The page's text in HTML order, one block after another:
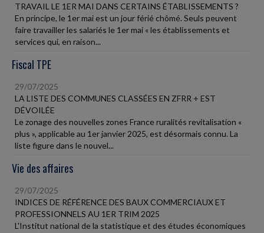
TRAVAIL LE 1ER MAI DANS CERTAINS ÉTABLISSEMENTS ?
En principe, le 1er mai est un jour férié chômé. Seuls peuvent
faire travailler les salariés le 1er mai « les établissements et
services qui, en raison...
Fiscal TPE
29/07/2025
LA LISTE DES COMMUNES CLASSÉES EN ZFRR + EST
DÉVOILÉE
Le zonage des nouvelles zones France ruralités revitalisation «
plus », applicable au 1er janvier 2025, est désormais connu. La
liste figure dans le nouvel...
Vie des affaires
29/07/2025
INDICES DE RÉFÉRENCE DES BAUX COMMERCIAUX ET
PROFESSIONNELS AU 1ER TRIM 2025
L'Institut national de la statistique et des études économiques